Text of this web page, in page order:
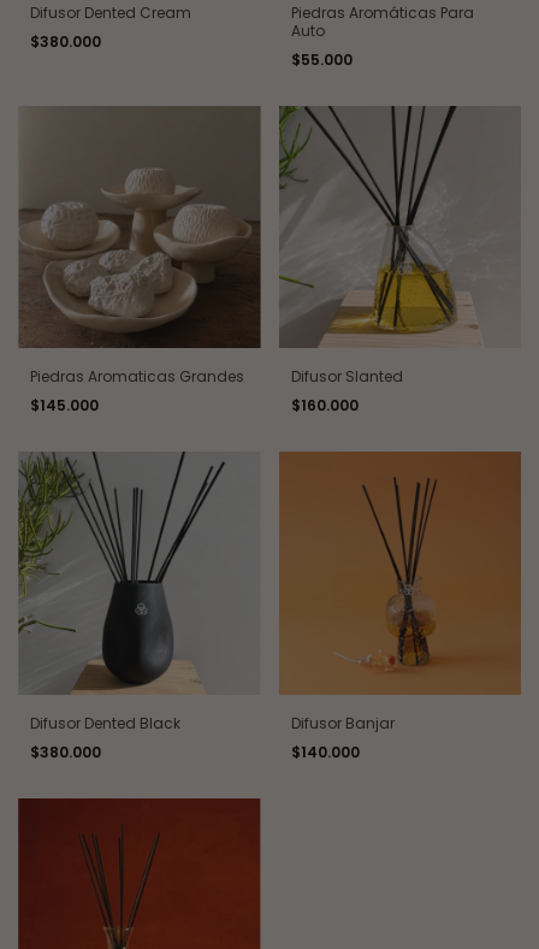
Difusor Dented Cream
$380.000
Piedras Aromáticas Para
Auto
$55.000
Piedras Aromaticas Grandes
$145.000
Difusor Slanted
$160.000
Difusor Dented Black
$380.000
Difusor Banjar
$140.000